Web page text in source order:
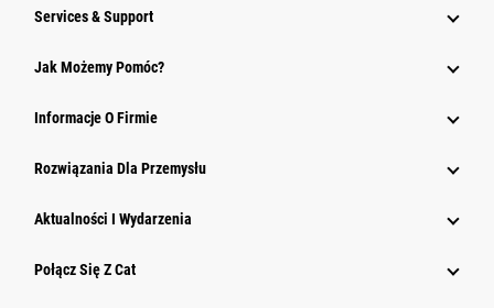
Services & Support
Jak Możemy Pomóc?
Informacje O Firmie
Rozwiązania Dla Przemysłu
Aktualności I Wydarzenia
Połącz Się Z Cat